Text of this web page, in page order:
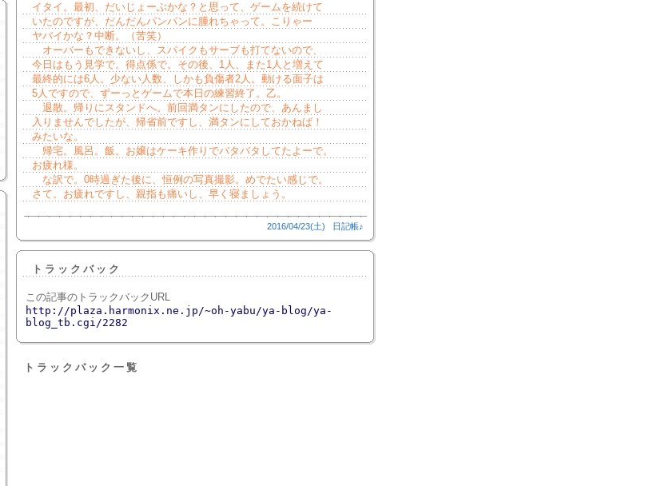
イタイ。最初、だいじょーぶかな？と思って、ゲームを続けて
いたのですが、だんだんパンパンに腫れちゃって。こりゃー
ヤバイかな？中断。（苦笑）
オーバーもできないし、スパイクもサーブも打てないので、
今日はもう見学で。得点係で。その後、1人、また1人と増えて
最終的には6人。少ない人数、しかも負傷者2人。動ける面子は
5人ですので、ずーっとゲームで本日の練習終了。乙。
退散。帰りにスタンドへ。前回満タンにしたので、あんまし
入りませんでしたが、帰省前ですし、満タンにしておかねば！
みたいな。
帰宅。風呂。飯。お嬢はケーキ作りでバタバタしてたよーで。
お疲れ様。
な訳で。0時過ぎた後に、恒例の写真撮影。めでたい感じで。
さて。お疲れですし、親指も痛いし、早く寝ましょう。
2016/04/23(土) 日記帳♪
トラックバック
この記事のトラックバックURL
http://plaza.harmonix.ne.jp/~oh-yabu/ya-blog/ya-
blog_tb.cgi/2282
トラックバック一覧